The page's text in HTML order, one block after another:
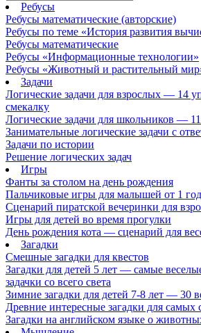
Ребусы
Ребусы математические (авторские)
Ребусы по теме «История развития
Ребусы математические
Ребусы «Информационные технологии»
Ребусы «Животный и растительный
Задачи
Логические задачи для взрослых — 14
смекалку
Логические задачи для школьников —
Занимательные логические задачи с
Задачи по истории
Решение логических задач
Игры
Фанты за столом на день рождения
Пальчиковые игры для малышей от 1
Сценарий пиратской вечеринки для
Игры для детей во время прогулки
День рождения кота — сценарий для
Загадки
Смешные загадки для квестов
Загадки для детей 5 лет — самые
задачки со всего света
Зимние загадки для детей 7-8 лет — 30
Древние интересные загадки для самых
Загадки на английском языке о